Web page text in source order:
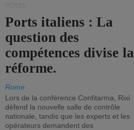
Ports italiens : La
question des
compétences divise la
réforme.
Rome
Lors de la conférence Confitarma, Rixi
défend la nouvelle salle de contrôle
nationale, tandis que les experts et les
opérateurs demandent des